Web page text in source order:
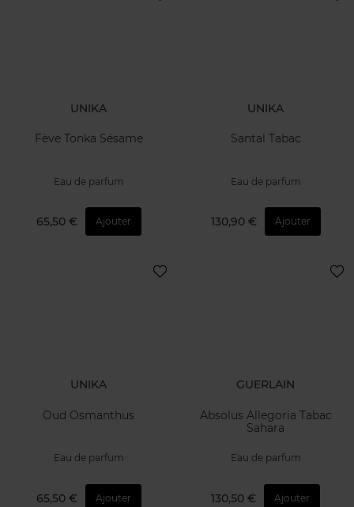
UNIKA
Fève Tonka Sésame
Eau de parfum
65,50 € Ajouter
UNIKA
Santal Tabac
Eau de parfum
130,90 € Ajouter
UNIKA
Oud Osmanthus
Eau de parfum
65,50 € Ajouter
GUERLAIN
Absolus Allegoria Tabac
Sahara
Eau de parfum
130,50 € Ajouter